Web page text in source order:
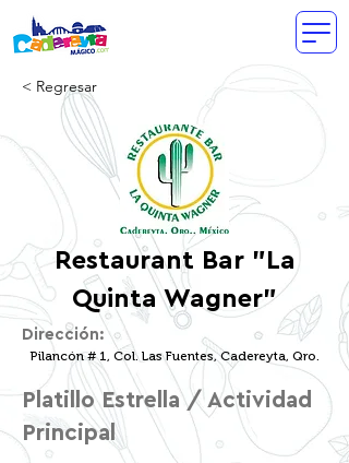
< Regresar
Restaurant Bar "La
Quinta Wagner"
Dirección:
Pilancón # 1, Col. Las Fuentes, Cadereyta, Qro.
Platillo Estrella / Actividad
Principal